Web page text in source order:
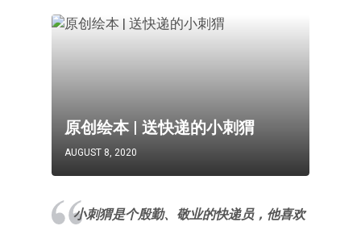
原创绘本 | 送快递的小刺猬
AUGUST 8, 2020
小刺猬是个殷勤、敬业的快递员，他喜欢